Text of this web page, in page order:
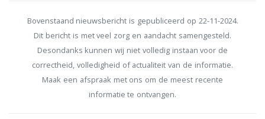
Bovenstaand nieuwsbericht is gepubliceerd op 22-11-2024.
Dit bericht is met veel zorg en aandacht samengesteld.
Desondanks kunnen wij niet volledig instaan voor de
correctheid, volledigheid of actualiteit van de informatie.
Maak een afspraak met ons om de meest recente
informatie te ontvangen.